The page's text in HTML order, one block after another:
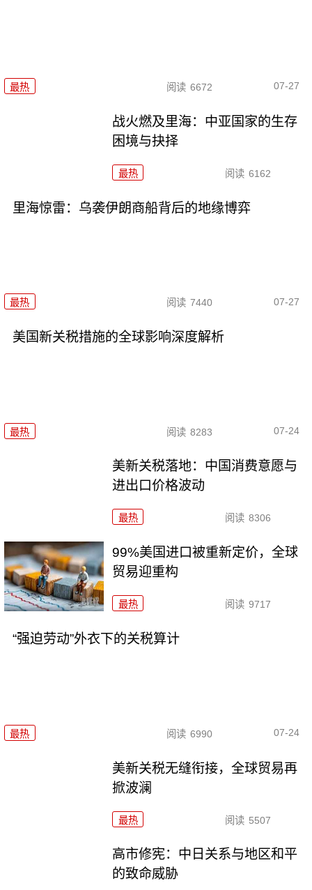
最热 阅读 6672 07-27
战火燃及里海：中亚国家的生存
困境与抉择
最热 阅读 6162
里海惊雷：乌袭伊朗商船背后的地缘博弈
最热 阅读 7440 07-27
美国新关税措施的全球影响深度解析
最热 阅读 8283 07-24
美新关税落地：中国消费意愿与
进出口价格波动
最热 阅读 8306
99%美国进口被重新定价，全球
贸易迎重构
最热 阅读 9717
“强迫劳动”外衣下的关税算计
最热 阅读 6990 07-24
美新关税无缝衔接，全球贸易再
掀波澜
最热 阅读 5507
高市修宪：中日关系与地区和平
的致命威胁